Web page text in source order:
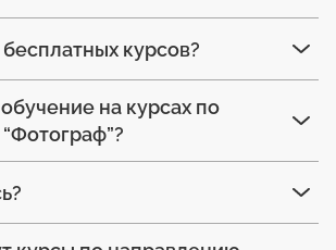
курсов?
на курсах по